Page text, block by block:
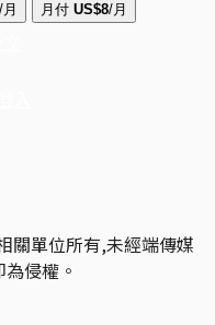
月付 US$8/月
關單位所有,未經端傳媒
侵權。